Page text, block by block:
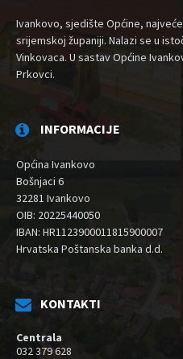
Ivankovo, sjedište Općine,
srijemskoj županiji. Nalazi se u
Vinkovaca. U sastav Općine
Prkovci.
INFORMACIJE
Općina Ivankovo
Bošnjaci 6
32281 Ivankovo
OIB: 20225440050
IBAN: HR1123900011815900007
Hrvatska Poštanska banka d.d.
KONTAKTI
Centrala
032 379 628